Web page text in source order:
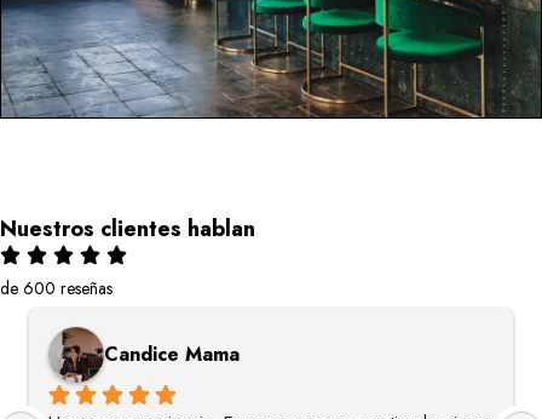
Nuestros clientes hablan
de 600 reseñas
Candice Mama